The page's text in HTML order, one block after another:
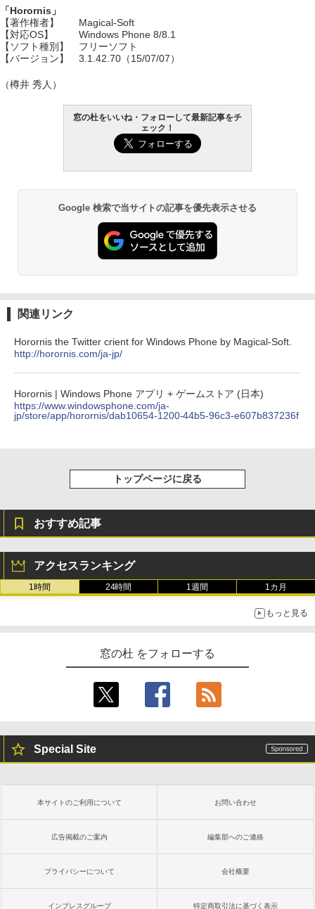
「Horornis」
【著作権者】
Magical-Soft
【対応OS】
Windows Phone 8/8.1
【ソフト種別】
フリーソフト
【バージョン】
3.1.42.70（15/07/07）
（樽井 秀人）
窓の杜をいいね・フォローして最新記事をチ
ェック！
Google 検索で当サイトの記事を優先表示させる
関連リンク
Horornis the Twitter crient for Windows Phone by Magical-Soft.
http://horornis.com/ja-jp/
Horornis | Windows Phone アプリ + ゲームストア (日本)
https://www.windowsphone.com/ja-
jp/store/app/horornis/dab10654-1200-44b5-96c3-e607b837236f
トップページに戻る
おすすめ記事
アクセスランキング
1時間 24時間 1週間 1カ月
もっと見る
窓の杜 をフォローする
Special Site
本サイトのご利用について お問い合わせ
広告掲載のご案内 編集部へのご連絡
プライバシーについて 会社概要
インプレスグループ 特定商取引法に基づく表示